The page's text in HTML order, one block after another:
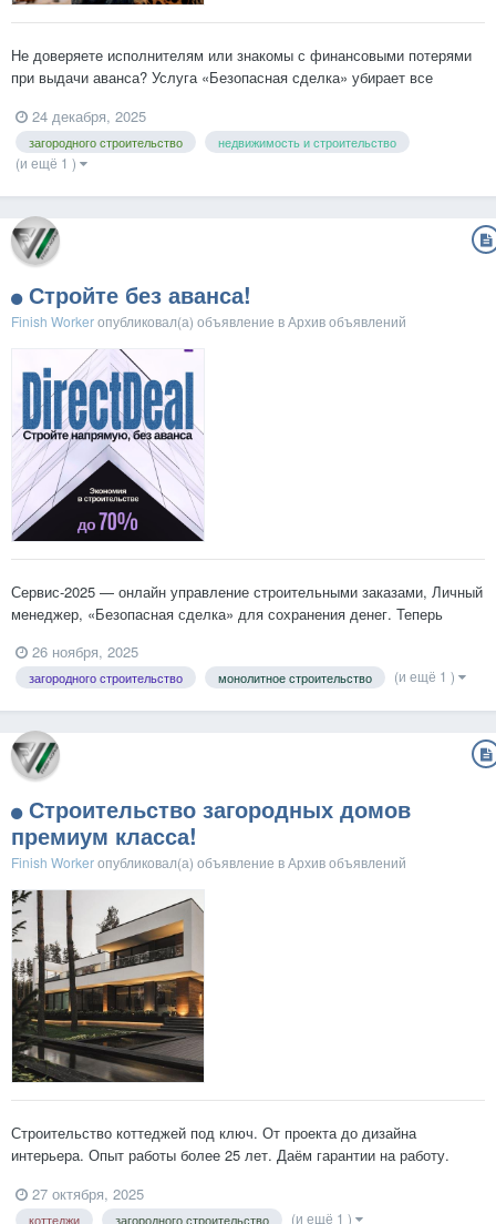
Не доверяете исполнителям или знакомы с финансовыми потерями
при выдачи аванса? Услуга «Безопасная сделка» убирает все
номинальном счёте, а исполнитель спокойно приступает к работам.
Только после принятия работ исполнитель получает оплату...
24 декабря, 2025
загородного строительство недвижимость и строительство
(и ещё 1 )
Стройте без аванса!
Finish Workerопубликовал(а) объявление вАрхив объявлений
Сервис-2025 — онлайн управление строительными заказами, Личный
менеджер, «Безопасная сделка» для сохранения денег. Теперь
все работ онлайн — ежедневная отчетность — итоговая отчетность
— оплата за принятый выполненный объем...
26 ноября, 2025
загородного строительство монолитное строительство (и ещё 1 )
Строительство загородных домов
премиум класса!
Finish Workerопубликовал(а) объявление вАрхив объявлений
Строительство коттеджей под ключ. От проекта до дизайна
интерьера. Опыт работы более 25 лет. Даём гарантии на работу.
27 октября, 2025
коттеджи загородного строительство (и ещё 1 )